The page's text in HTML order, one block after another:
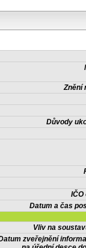
Znění
Důvody
IČO
Datum a čas
Vliv na
zveřejnění